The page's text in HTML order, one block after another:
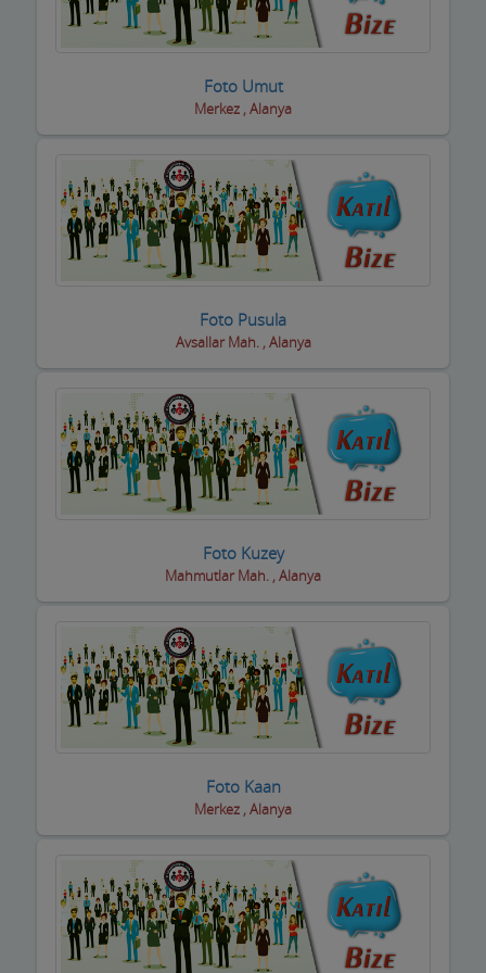
Çay Ocakları
Çelik Kapı Firmaları
Çevre ve Su Arıtma
Çiğ Köfte Firmaları
Dekorasyon Firmaları
Demir ve Ferforje Ürünleri
Deniz Ürün ve Malzemeleri
Dijital Uydu sistemleri
Diş Hekimleri
Döşemeciler,Brandacılar ,Tente,Çadırcılar
Döviz Büroları
Düğün Nişan Salonları
Foto Umut
Merkez , Alanya
Foto Pusula
Avsallar Mah. , Alanya
Foto Kuzey
Mahmutlar Mah. , Alanya
Foto Kaan
Merkez , Alanya